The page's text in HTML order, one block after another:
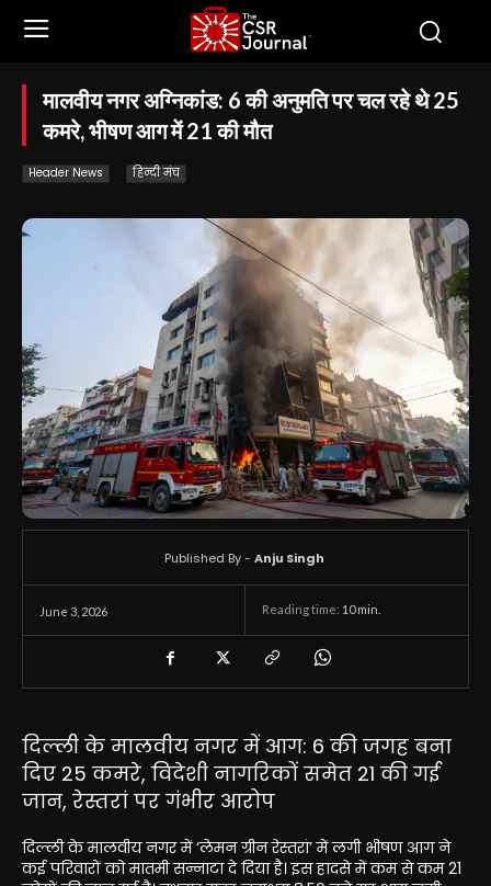
मालवीय नगर अग्निकांड: 6 की अनुमति पर चल रहे थे 25
कमरे, भीषण आग में 21 की मौत
Header News हिन्दी मंच
June 3, 2026 Reading time: 10min.
Published By - Anju Singh
दिल्ली के मालवीय नगर में आग: 6 की जगह बना
दिए 25 कमरे, विदेशी नागरिकों समेत 21 की गई
जान, रेस्तरां पर गंभीर आरोप
दिल्ली के मालवीय नगर में ‘लेमन ग्रीन रेस्तरां’ में लगी भीषण आग ने
कई परिवारों को मातमी सन्नाटा दे दिया है। इस हादसे में कम से कम 21